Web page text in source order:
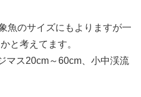
魚のサイズにもよりますが一
と考えてます。
マス20cm～60cm、小中渓流